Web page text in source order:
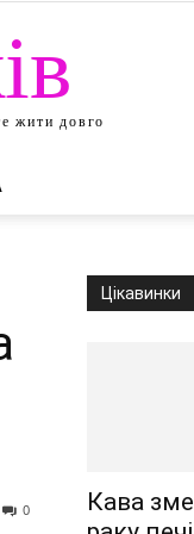
жити довго
0
Цікавинки
Кава